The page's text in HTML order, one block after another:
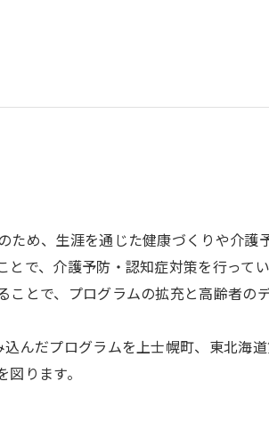
め、生涯を通じた健康づくりや介護
で、介護予防・認知症対策を行ってい
とで、プログラムの拡充と高齢者の
んだプログラムを上士幌町、東北海
ります。